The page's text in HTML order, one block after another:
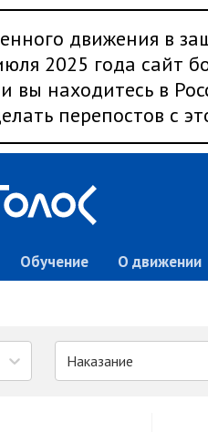
движения в
2025 года сайт
вы находитесь в
перепостов с
Обучение О движении
Наказание